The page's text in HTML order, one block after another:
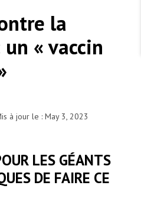
obligation de protéger les
de santé en temps
et intervention
ou logisticienne
personal protective
the control area of
and moderate cases
Cachoeira. The
la
« vaccin
à jour le : May 3, 2023
LES GÉANTS
DE FAIRE CE